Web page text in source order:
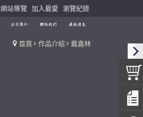
網站導覽 加入最愛 瀏覽紀錄
首頁 作品介紹 戴嘉林